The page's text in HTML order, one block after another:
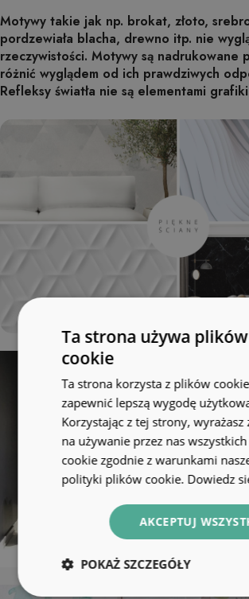
Motywy takie jak np. brokat, złoto,
pordzewiała blacha, drewno itp. nie
rzeczywistości. Motywy są nadrukowane
różnić wyglądem od ich prawdziwych
Refleksy światła nie są elementami
Ta strona używa plików
cookie
Ta strona korzysta z plików
zapewnić lepszą wygodę
Korzystając z tej strony, wyrażasz
na używanie przez nas
cookie zgodnie z warunkami
polityki plików cookie. Dowiedz
AKCEPTUJ
POKAŻ SZCZEGÓŁY